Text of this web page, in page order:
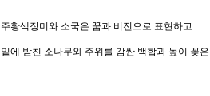
주황색장미와 소국은 꿈과 비전으로 표현하고
밑에 받친 소나무와 주위를 감싼 백합과 높이 꽂